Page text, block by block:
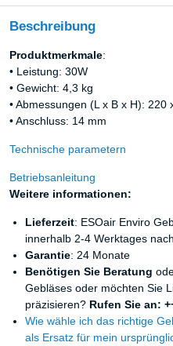
Beschreibung
Produktmerkmale:
• Leistung: 30W
• Gewicht: 4,3 kg
• Abmessungen (L x B x H): 220
• Anschluss: 14 mm
Technische parametern
Betriebsanleitung
Weitere informationen:
Lieferzeit: ESOair Enviro
innerhalb 2-4 Werktages
Garantie: 24 Monate
Benötigen Sie Beratung
Gebläses oder möchten Sie
präzisieren? Rufen Sie an:
Wie wähle ich das richtige
als Ersatz für mein